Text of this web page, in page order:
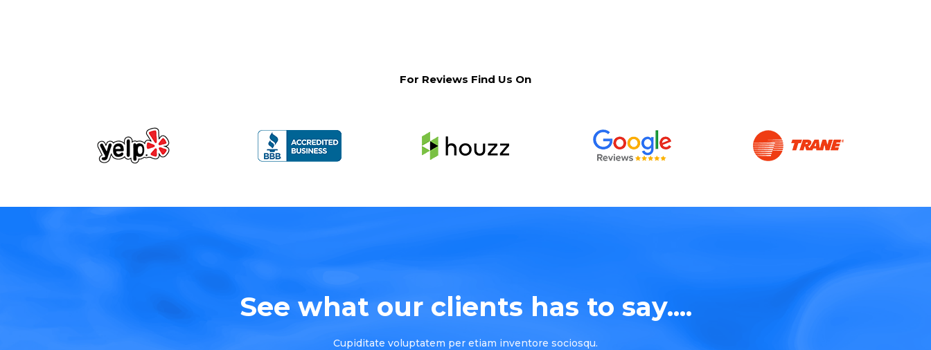
For Reviews Find Us On
See what our clients has to say....
Cupiditate voluptatem per etiam inventore sociosqu.